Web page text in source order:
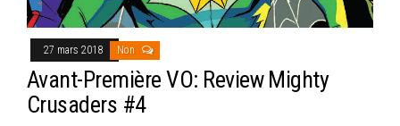
27 mars 2018 Non
Avant-Première VO: Review Mighty
Crusaders #4